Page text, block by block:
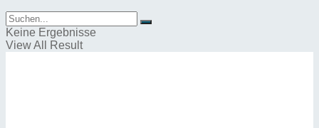
Keine Ergebnisse
View All Result